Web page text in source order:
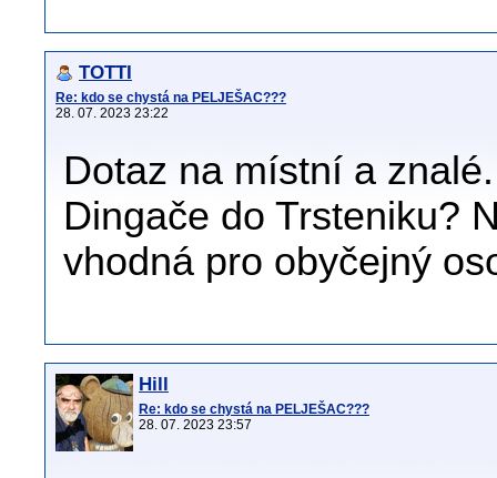
TOTTI
Re: kdo se chystá na PELJEŠAC???
28. 07. 2023 23:22
Dotaz na místní a
Dingače do Trsteniku?
vhodná pro obyčejný
Hill
Re: kdo se chystá na PELJEŠAC???
28. 07. 2023 23:57